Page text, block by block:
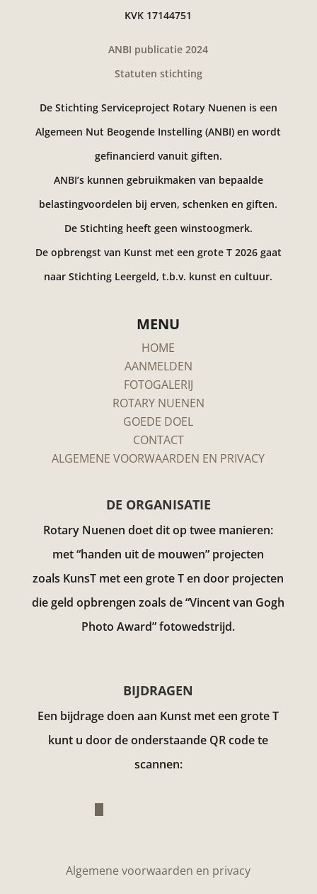
KVK 17144751
ANBI publicatie 2024
Statuten stichting
De Stichting Serviceproject Rotary Nuenen is een
Algemeen Nut Beogende Instelling (ANBI) en wordt
gefinancierd vanuit giften.
ANBI’s kunnen gebruikmaken van bepaalde
belastingvoordelen bij erven, schenken en giften.
De Stichting heeft geen winstoogmerk.
De opbrengst van Kunst met een grote T 2026 gaat
naar Stichting Leergeld, t.b.v. kunst en cultuur.
MENU
HOME
AANMELDEN
FOTOGALERIJ
ROTARY NUENEN
GOEDE DOEL
CONTACT
ALGEMENE VOORWAARDEN EN PRIVACY
DE ORGANISATIE
Rotary Nuenen doet dit op twee manieren:
met “handen uit de mouwen” projecten
zoals KunsT met een grote T en door projecten
die geld opbrengen zoals de “Vincent van Gogh
Photo Award” fotowedstrijd.
BIJDRAGEN
Een bijdrage doen aan Kunst met een grote T
kunt u door de onderstaande QR code te
scannen:
Algemene voorwaarden en privacy